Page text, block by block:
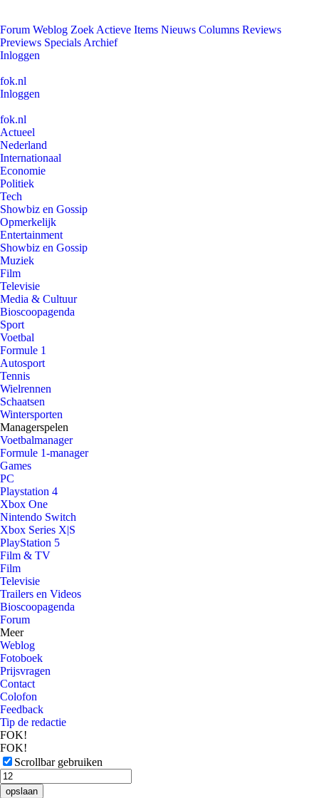
Forum Weblog Zoek Actieve Items Nieuws Columns Reviews
Previews Specials Archief
Inloggen
fok.nl
Inloggen
fok.nl
Actueel
Nederland
Internationaal
Economie
Politiek
Tech
Showbiz en Gossip
Opmerkelijk
Entertainment
Showbiz en Gossip
Muziek
Film
Televisie
Media & Cultuur
Bioscoopagenda
Sport
Voetbal
Formule 1
Autosport
Tennis
Wielrennen
Schaatsen
Wintersporten
Managerspelen
Voetbalmanager
Formule 1-manager
Games
PC
Playstation 4
Xbox One
Nintendo Switch
Xbox Series X|S
PlayStation 5
Film & TV
Film
Televisie
Trailers en Videos
Bioscoopagenda
Forum
Meer
Weblog
Fotoboek
Prijsvragen
Contact
Colofon
Feedback
Tip de redactie
FOK!
FOK!
Scrollbar gebruiken
opslaan